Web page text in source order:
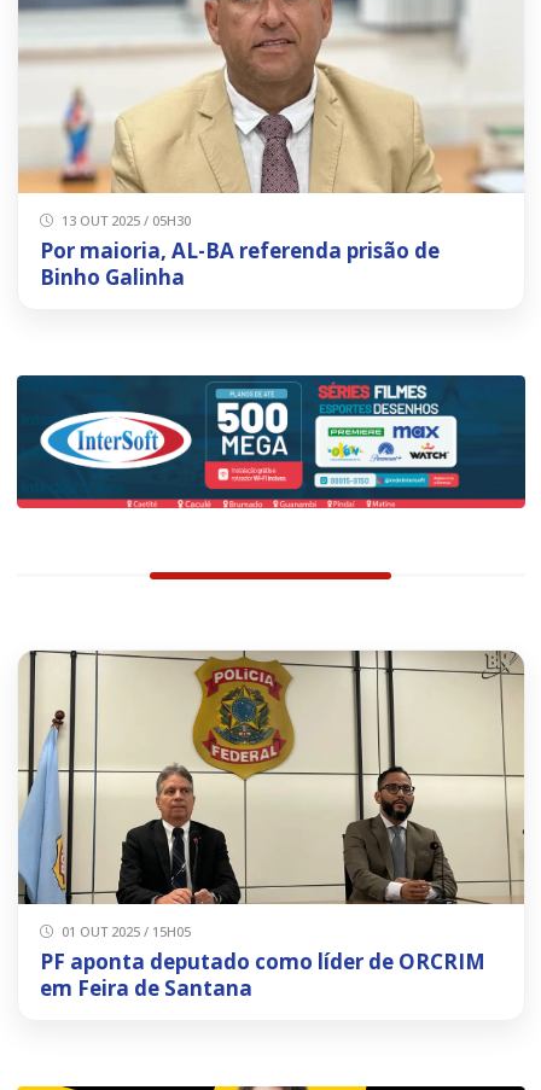
13 OUT 2025 / 05H30
Por maioria, AL-BA referenda prisão de
Binho Galinha
01 OUT 2025 / 15H05
PF aponta deputado como líder de ORCRIM
em Feira de Santana